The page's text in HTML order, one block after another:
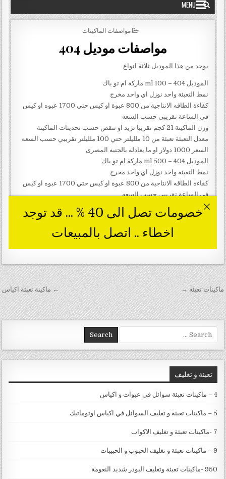
تصفّح المقالات ← ماكينة تعبئة اكياس ماكينات تعبئه →
Search for:
تعبئة و تغليف
4 – ماكينات تعبئة سوائل في عبوات و اكياس
5 – ماكينات تعبئة و تغليف السوائل في اكياس اوتوماتيك
7 -ماكينات تعبئة و تغليف الاكواب
9 – ماكينات تعبئة و تغليف الحبوب و الحبيبات
950 -ماكينات تعبئة وتغليف البودر شديد النعومة